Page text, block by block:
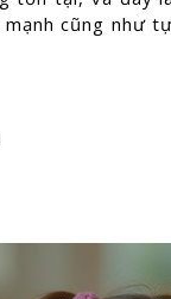
cũng như